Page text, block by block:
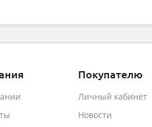
Покупателю
Личный кабинет
Новости